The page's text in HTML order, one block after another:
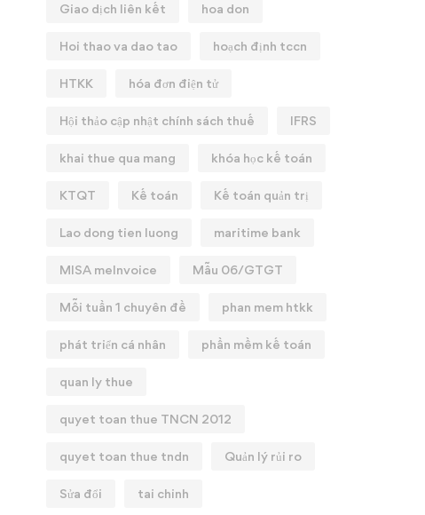
Giao dịch liên kết hoa don
Hoi thao va dao tao hoạch định tccn
HTKK hóa đơn điện tử
Hội thảo cập nhật chính sách thuế IFRS
khai thue qua mang khóa học kế toán
KTQT Kế toán Kế toán quản trị
Lao dong tien luong maritime bank
MISA meInvoice Mẫu 06/GTGT
Mỗi tuần 1 chuyên đề phan mem htkk
phát triển cá nhân phần mềm kế toán
quan ly thue
quyet toan thue TNCN 2012
quyet toan thue tndn Quản lý rủi ro
Sửa đổi tai chinh